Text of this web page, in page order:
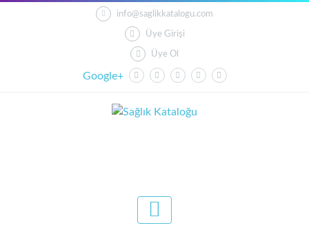
info@saglikkatalogu.com
Üye Girişi
Üye Ol
Google+